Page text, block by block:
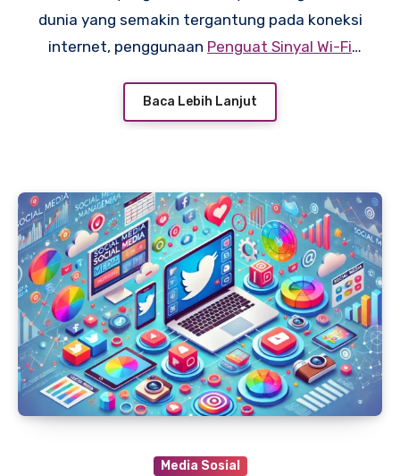
dunia yang semakin tergantung pada koneksi
internet, penggunaan Penguat Sinyal Wi-Fi
Namun, untuk memaksimalkan pengalaman
berinternet, dibutuhkan pemahaman
Artikel ini akan membahas langkah-langkah
penting untuk meningkatkan performa
jaringan Wi-Fi di rumah Anda.
Baca Lebih Lanjut
Media Sosial